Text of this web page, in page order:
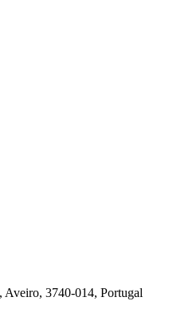
Aveiro, 3740-014, Portugal